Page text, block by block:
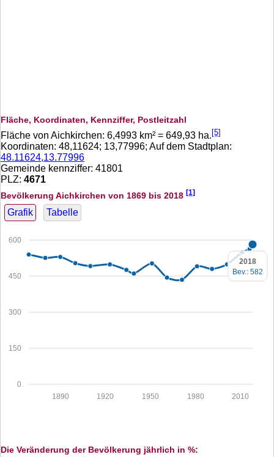
Fläche, Koordinaten, Kennziffer, Postleitzahl
Fläche von Aichkirchen: 6,4993 km² = 649,93 ha. [5]
Koordinaten: 48,11624; 13,77996; Auf dem Stadtplan:
48.11624,13.77996
Gemeinde kennziffer: 41801
PLZ: 4671
Bevölkerung Aichkirchen von 1869 bis 2018 [1]
Grafik Tabelle
0
150
300
450
600
2010
1980
1950
1920
1890
2018
Bev.: 582
Die Veränderung der Bevölkerung jährlich in %: